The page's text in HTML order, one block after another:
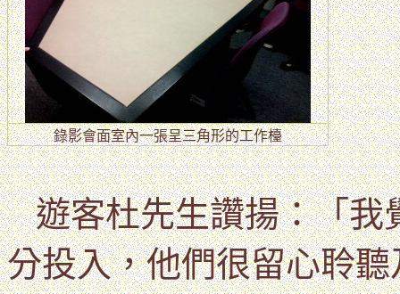
錄影會面室內一張呈三角形的工作檯
遊客杜先生讚揚：「我
分投入，他們很留心聆